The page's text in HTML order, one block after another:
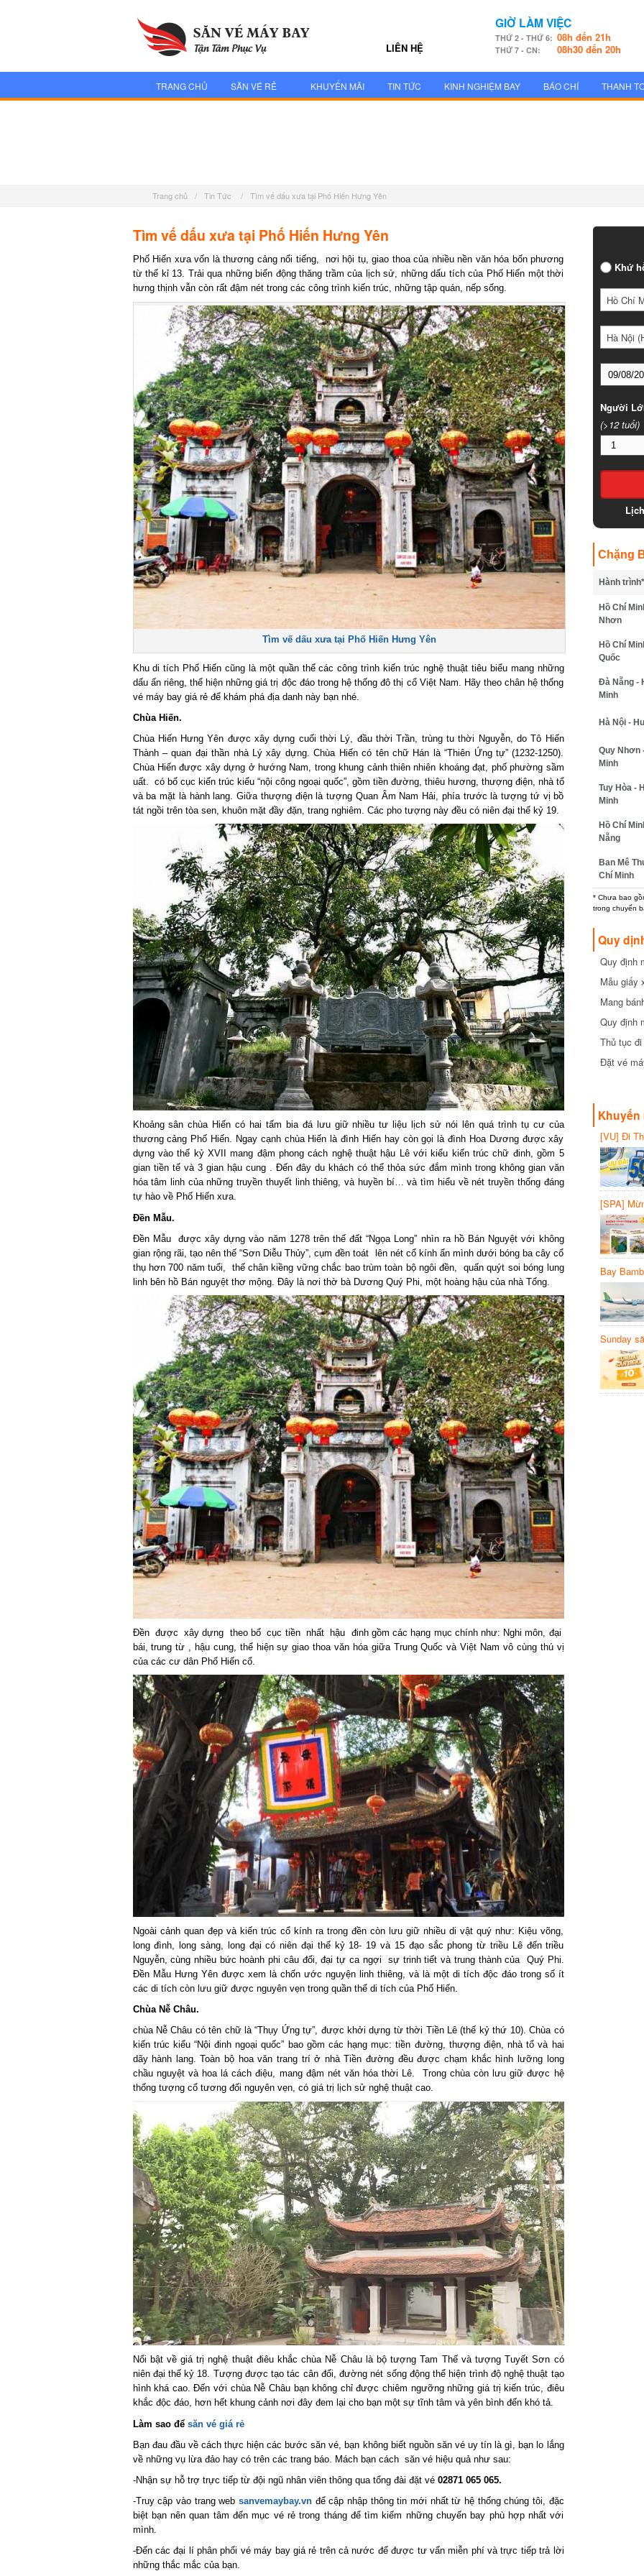
LIÊN HỆ
GIỜ LÀM VIỆC
THỨ 2 - THỨ 6: 08h đến 21h
THỨ 7 - CN: 08h30 đến 20h
TRANG CHỦ SĂN VÉ RẺ KHUYẾN MÃI TIN TỨC KINH NGHIỆM BAY BÁO CHÍ THANH
Trang chủ / Tin Tức / Tìm vế dấu xưa tại Phố Hiến Hưng Yên
Tìm vế dấu xưa tại Phố Hiến Hưng Yên
Phố Hiến xưa vốn là thương cảng nổi tiếng, nơi hội tụ, giao thoa của nhiều nền văn hóa bốn phương
từ thế kỉ 13. Trải qua những biến động thăng trầm của lịch sử, những dấu tích của Phố Hiến một thời
hưng thịnh vẫn còn rất đậm nét trong các công trình kiến trúc, những tập quán, nếp sống.
Tìm vế dấu xưa tại Phố Hiến Hưng Yên
Khu di tích Phố Hiến cũng là một quần thể các công trình kiến trúc nghệ thuật tiêu biểu mang những
dấu ấn riêng, thể hiện những giá trị độc đáo trong hệ thống đô thị cổ Việt Nam. Hãy theo chân hệ thống
vé máy bay giá rẻ để khám phá địa danh này bạn nhé.
Chùa Hiến.
Chùa Hiến Hưng Yên được xây dựng cuối thời Lý, đầu thời Trần, trùng tu thời Nguyễn, do Tô Hiến
Thành – quan đại thần nhà Lý xây dựng. Chùa Hiến có tên chữ Hán là “Thiên Ứng tự” (1232-1250).
Chùa Hiến được xây dựng ở hướng Nam, trong khung cảnh thiên nhiên khoáng đạt, phố phường sầm
uất. có bố cục kiến trúc kiểu “nội công ngoại quốc”, gồm tiền đường, thiêu hương, thượng điện, nhà tổ
và ba mặt là hành lang. Giữa thượng điện là tượng Quan Âm Nam Hải, phía trước là tượng tứ vị bồ
tát ngồi trên tòa sen, khuôn mặt đầy đặn, trang nghiêm. Các pho tượng này đều có niên đại thế kỷ 19.
Khoảng sân chùa Hiến có hai tấm bia đá lưu giữ nhiều tư liệu lịch sử nói lên quá trình tụ cư của
thương cảng Phố Hiến. Ngay cạnh chùa Hiến là đình Hiến hay còn gọi là đình Hoa Dương được xây
dựng vào thế kỷ XVII mang đậm phong cách nghệ thuật hậu Lê với kiểu kiến trúc chữ đinh, gồm 5
gian tiền tế và 3 gian hậu cung . Đến đây du khách có thể thỏa sức đắm mình trong không gian văn
hóa tâm linh của những truyền thuyết linh thiêng, và huyền bí… và tìm hiểu về nét truyền thống đáng
tự hào về Phố Hiến xưa.
Đền Mẫu.
Đền Mẫu được xây dựng vào năm 1278 trên thế đất “Ngọa Long” nhìn ra hồ Bán Nguyệt với không
gian rộng rãi, tạo nên thế “Sơn Diễu Thủy”, cụm đền toát lên nét cổ kính ẩn mình dưới bóng ba cây cổ
thụ hơn 700 năm tuổi, thế chân kiềng vững chắc bao trùm toàn bộ ngôi đền, quấn quýt soi bóng lung
linh bên hồ Bán nguyệt thơ mộng. Đây là nơi thờ bà Dương Quý Phi, một hoàng hậu của nhà Tống.
Đền được xây dựng theo bố cục tiền nhất hậu đinh gồm các hạng mục chính như: Nghi môn, đại
bái, trung từ , hậu cung, thể hiện sự giao thoa văn hóa giữa Trung Quốc và Việt Nam vô cùng thú vị
của các cư dân Phố Hiến cổ.
Ngoài cảnh quan đẹp và kiến trúc cổ kính ra trong đền còn lưu giữ nhiều di vật quý như: Kiệu võng,
long đình, long sàng, long đại có niên đại thế kỷ 18- 19 và 15 đạo sắc phong từ triều Lê đến triều
Nguyễn, cùng nhiều bức hoành phi câu đối, đại tự ca ngợi sự trinh tiết và trung thành của Quý Phi.
Đền Mẫu Hưng Yên được xem là chốn ước nguyện linh thiêng, và là một di tích độc đáo trong số ít
các di tích còn lưu giữ được nguyên vẹn trong quần thể di tích của Phố Hiến.
Chùa Nễ Châu.
chùa Nễ Châu có tên chữ là “Thụy Ứng tự”, được khởi dựng từ thời Tiền Lê (thế kỷ thứ 10). Chùa có
kiến trúc kiểu “Nội đinh ngoại quốc” bao gồm các hạng mục: tiền đường, thượng điện, nhà tổ và hai
dãy hành lang. Toàn bộ hoa văn trang trí ở nhà Tiền đường đều được chạm khắc hình lưỡng long
chầu nguyệt và hoa lá cách điệu, mang đậm nét văn hóa thời Lê. Trong chùa còn lưu giữ được hệ
thống tượng cổ tương đối nguyên vẹn, có giá trị lịch sử nghệ thuật cao.
Nổi bật về giá trị nghệ thuật điêu khắc chùa Nễ Châu là bộ tượng Tam Thế và tượng Tuyết Sơn có
niên đại thế kỷ 18. Tượng được tạo tác cân đối, đường nét sống động thể hiện trình độ nghệ thuật tạo
hình khá cao. Đến với chùa Nễ Châu bạn không chỉ được chiêm ngưỡng những giá trị kiến trúc, điêu
khắc độc đáo, hơn hết khung cảnh nơi đây đem lại cho bạn một sự tĩnh tâm và yên bình đến khó tả.
Làm sao để săn vé giá rẻ
Bạn đau đầu về cách thực hiện các bước săn vé, bạn không biết nguồn săn vé uy tín là gì, bạn lo lắng
về những vụ lừa đảo hay có trên các trang báo. Mách bạn cách săn vé hiệu quả như sau:
-Nhận sự hỗ trợ trực tiếp từ đội ngũ nhân viên thông qua tổng đài đặt vé 02871 065 065.
-Truy cập vào trang web sanvemaybay.vnđể cập nhập thông tin mới nhất từ hệ thống chúng tôi, đặc
biệt bạn nên quan tâm đến mục vé rẻ trong tháng để tìm kiếm những chuyến bay phù hợp nhất với
mình.
-Đến các đại lí phân phối vé máy bay giá rẻ trên cả nước để được tư vấn miễn phí và trực tiếp trả lời
những thắc mắc của bạn.
Khứ
Hồ Chí
Hà Nội
Người
(>12 tuổi)
Chặng
Hành trình*
Hồ Chí
Nhơn
Hồ Chí
Quốc
Đà Nẵng -
Minh
Hà Nội -
Quy Nhơn
Minh
Tuy Hòa -
Minh
Hồ Chí
Nẵng
Ban Mê
Chí Minh
* Chưa bao
trong chuyến
Quy
Quy định
cần biết
Mẫu giấy
Mang
Quy định
Thủ tục
Đặt vé
Khuyến
[VU] Đi
giảm 50%
[SPA]
20%
Bay
Sunday